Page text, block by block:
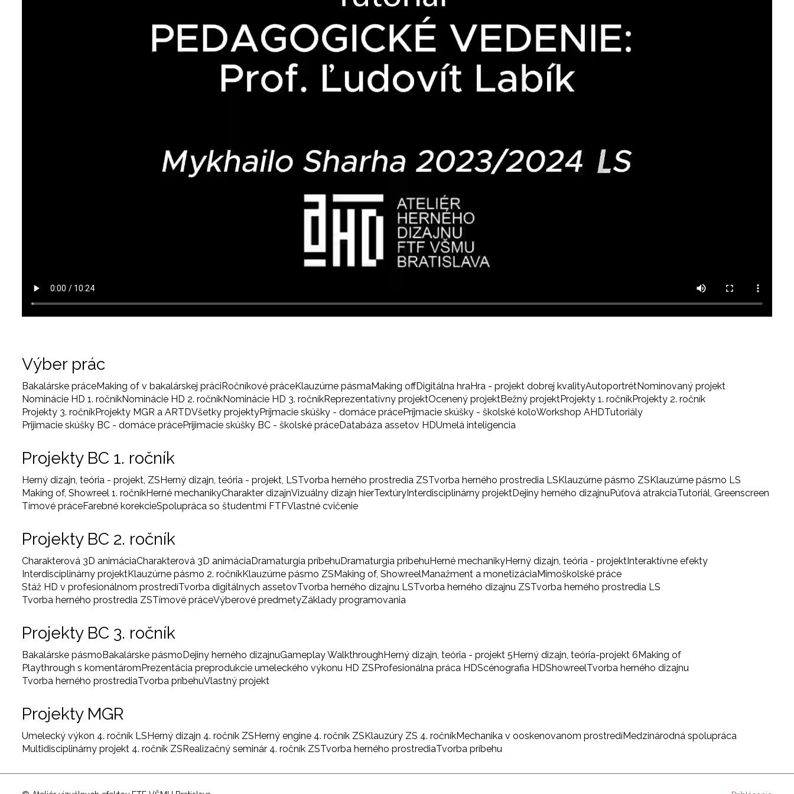
Výber prác
Bakalárske práceMaking of v bakalárskej práci Ročníkové práceKlauzúrne pásmaMaking offDigitálna hraHra - projekt dobrej kvalityAutoportrétNominovaný projekt
Nominácie HD 1. ročníkNominácie HD 2. ročníkNominácie HD 3. ročníkReprezentatívny projektOcenený projektBežný projektProjekty 1. ročníkProjekty 2. ročník
Projekty 3. ročníkProjekty MGR a ARTDVšetky projektyPríjmacie skúšky - domáce prácePríjmacie skúšky - školské koloWorkshop AHDTutoriály
Prijimacie skúšky BC - domáce prácePrijimacie skúšky BC - školské práceDatabáza assetov HDUmelá inteligencia
Projekty BC 1. ročník
Herný dizajn, teória - projekt, ZS Herný dizajn, teória - projekt, LSTvorba herného prostredia ZSTvorba herného prostredia LS Klauzúrne pásmo ZS Klauzúrne pásmo LS
Making of, Showreel 1. ročníkHerné mechanikyCharakter dizajnVizuálny dizajn hierTextúry Interdisciplinárny projektDejiny herného dizajnuPúťová atrakciaTutoriál, Greenscreen
Tímové práceFarebné korekcieSpolupráca so študentmi FTFVlastné cvičenie
Projekty BC 2. ročník
Charakterová 3D animáciaCharakterová 3D animáciaDramaturgia príbehuDramaturgia príbehuHerné mechanikyHerný dizajn, teória - projekt Interaktívne efekty
Interdisciplinárny projektKlauzúrne pásmo 2. ročníkKlauzúrne pásmo ZS Making of, ShowreelManažment a monetizáciaMimoškolské práce
Stáž HD v profesionálnom prostredíTvorba digitálnych assetovTvorba herného dizajnu LSTvorba herného dizajnu ZSTvorba herného prostredia LS
Tvorba herného prostredia ZSTímové práceVýberové predmetyZáklady programovania
Projekty BC 3. ročník
Bakalárske pásmo Bakalárske pásmo Dejiny herného dizajnuGameplay Walkthrough Herný dizajn, teória - projekt 5 Herný dizajn, teória-projekt 6 Making of
Playthrough s komentárom Prezentácia preprodukcie umeleckého výkonu HD ZS Profesionálna práca HDScénografia HDShowreelTvorba herného dizajnu
Tvorba herného prostrediaTvorba príbehuVlastný projekt
Projekty MGR
Umelecký výkon 4. ročník LS Herný dizajn 4. ročník ZS Herný engine 4. ročník ZS Klauzúry ZS 4. ročníkMechanika v ooskenovanom prostredíMedzinárodná spolupráca
Multidisciplinárny projekt 4. ročník ZS Realizačný seminár 4. ročník ZSTvorba herného prostrediaTvorba príbehu